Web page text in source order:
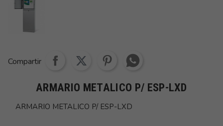
Compartir
ARMARIO METALICO P/ ESP-LXD
ARMARIO METALICO P/ ESP-LXD